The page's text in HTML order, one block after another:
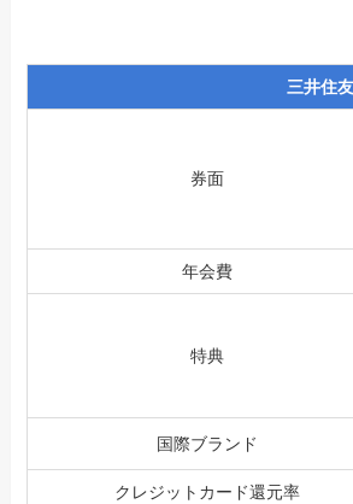
三井住
券面
年会費
特典
国際ブランド
クレジットカード還元率